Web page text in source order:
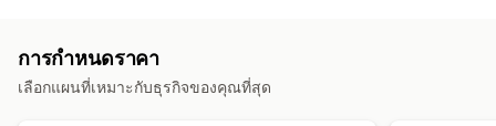
แบบฟอร์มติดต่อ คำถามที่พบบ่อย
การทำขั้นตอนการทำงานให้เป็นอัตโนมัติ
การกำหนดราคา
เลือกแผนที่เหมาะกับธุรกิจของคุณที่สุด